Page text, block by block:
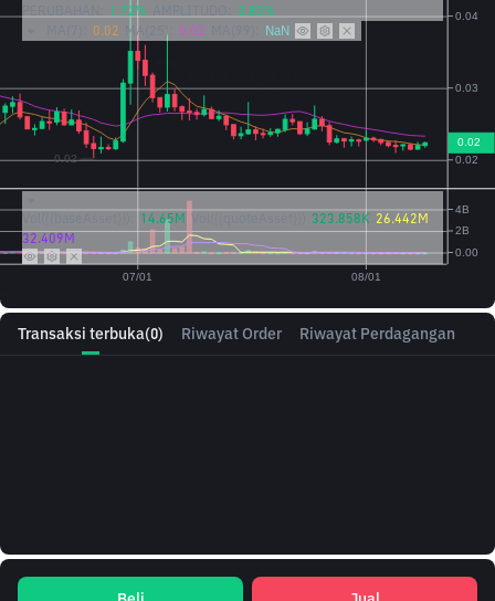
Transaksi terbuka(0) Riwayat Order Riwayat Perdagangan
1.72%
3.85%
0.02 MA(25): 0.02 NaN
14.65M Vol({{quoteAsset}}) 323.858K 26.442M
32.409M